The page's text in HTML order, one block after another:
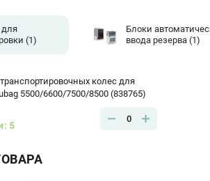
(1)
Блоки
ввода резерва (1)
колес для
5500/6600/7500/8500 (838765)
5
0